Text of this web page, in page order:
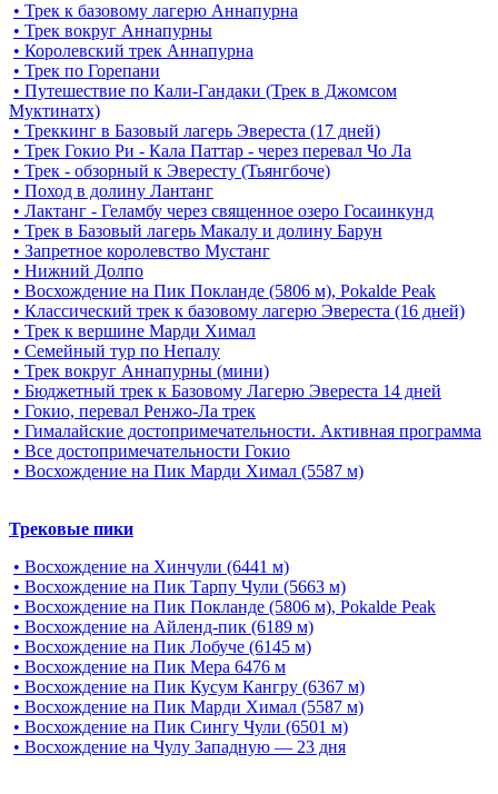
• Трек к базовому лагерю Аннапурна
• Трек вокруг Аннапурны
• Королевский трек Аннапурна
• Трек по Горепани
• Путешествие по Кали-Гандаки (Трек в Джомсом
Муктинатх)
• Треккинг в Базовый лагерь Эвереста (17 дней)
• Трек Гокио Ри - Кала Паттар - через перевал Чо Ла
• Трек - обзорный к Эвересту (Тьянгбоче)
• Поход в долину Лантанг
• Лактанг - Геламбу через священное озеро Госаинкунд
• Трек в Базовый лагерь Макалу и долину Барун
• Запретное королевство Мустанг
• Нижний Долпо
• Восхождение на Пик Покланде (5806 м), Pokalde Peak
• Классический трек к базовому лагерю Эвереста (16 дней)
• Трек к вершине Марди Химал
• Семейный тур по Непалу
• Трек вокруг Аннапурны (мини)
• Бюджетный трек к Базовому Лагерю Эвереста 14 дней
• Гокио, перевал Ренжо-Ла трек
• Гималайские достопримечательности. Активная программа
• Все достопримечательности Гокио
• Восхождение на Пик Марди Химал (5587 м)
Трековые пики
• Восхождение на Хинчули (6441 м)
• Восхождение на Пик Тарпу Чули (5663 м)
• Восхождение на Пик Покланде (5806 м), Pokalde Peak
• Восхождение на Айленд-пик (6189 м)
• Восхождение на Пик Лобуче (6145 м)
• Восхождение на Пик Мера 6476 м
• Восхождение на Пик Кусум Кангру (6367 м)
• Восхождение на Пик Марди Химал (5587 м)
• Восхождение на Пик Сингу Чули (6501 м)
• Восхождение на Чулу Западную — 23 дня